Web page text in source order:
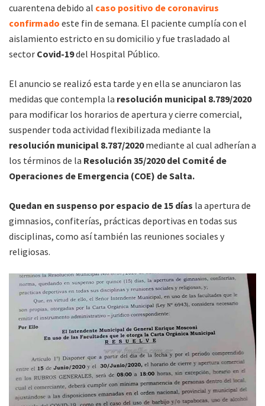
cuarentena debido al caso positivo de coronavirus
confirmado este fin de semana. El paciente cumplía con el
aislamiento estricto en su domicilio y fue trasladado al
sector Covid-19del Hospital Público.
El anuncio se realizó esta tarde y en ella se anunciaron las
medidas que contempla la resolución municipal 8.789/2020
para modificar los horarios de apertura y cierre comercial,
suspender toda actividad flexibilizada mediante la
resolución municipal 8.787/2020mediante al cual adherían a
los términos de la Resolución 35/2020 del Comité de
Operaciones de Emergencia (COE) de Salta.
Quedan en suspenso por espacio de 15 días la apertura de
gimnasios, confiterías, prácticas deportivas en todas sus
disciplinas, como así también las reuniones sociales y
religiosas.